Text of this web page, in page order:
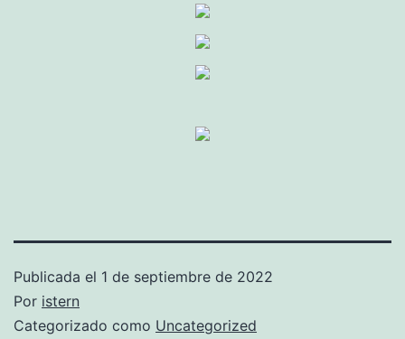
Publicada el 1 de septiembre de 2022
Por istern
Categorizado como Uncategorized